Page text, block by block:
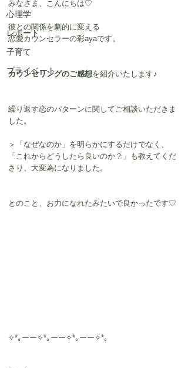
心理学
レポート
子育て
プライベート
みなさま、こんにちは♡
彼との関係を劇的に変える
恋愛カウンセラーの彩ayaです。
カウンセリングのご感想を紹介いたします♪
繰り返す恋のパターンに関してご相談いただきま
した。
＞「なぜなのか」を明らかにするだけでなく、
「これからどうしたら良いのか？」も教えてくだ
さり、大変為になりました。
とのこと、お力になれたみたいで良かったです♡
✧*｡ーー✧*｡ーー✧*｡ーー✧*｡